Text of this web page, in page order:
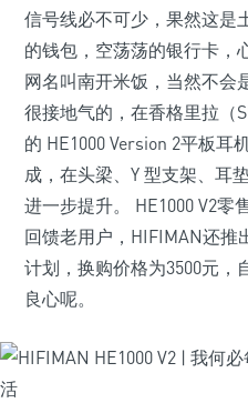
信号线必不可少，果然这是
的钱包，空荡荡的银行卡，
网名叫南开米饭，当然不会
很接地气的，在香格里拉（
的 HE1000 Version 2平板耳
成，在头梁、Y 型支架、耳
进一步提升。 HE1000 V2零
回馈老用户，HIFIMAN还推
计划，换购价格为3500元，
良心呢。